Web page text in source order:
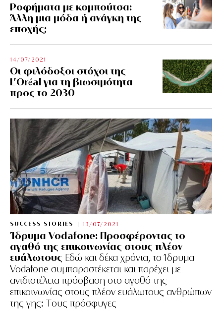
Ροφήματα με κομπούτσα:
Άλλη μια μόδα ή ανάγκη της
εποχής;
14/07/2021
Οι φιλόδοξοι στόχοι της
L’Oréal για τη βιωσιμότητα
προς το 2030
SUCCESS STORIES 13/07/2021
Ίδρυμα Vodafone: Προσφέροντας το
αγαθό της επικοινωνίας στους πλέον
ευάλωτους Εδώ και δέκα χρόνια, το Ίδρυμα
Vodafone συμπαραστέκεται και παρέχει με
ανιδιοτέλεια πρόσβαση στο αγαθό της
επικοινωνίας στους πλέον ευάλωτους ανθρώπων
της γης: Tους πρόσφυγες